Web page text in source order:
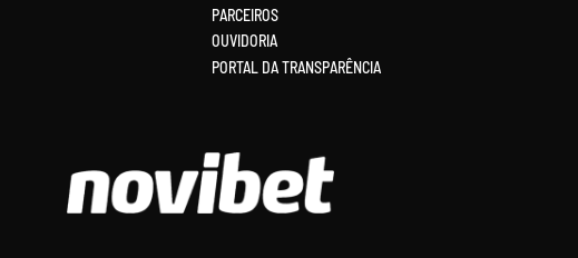
PARCEIROS
OUVIDORIA
PORTAL DA TRANSPARÊNCIA